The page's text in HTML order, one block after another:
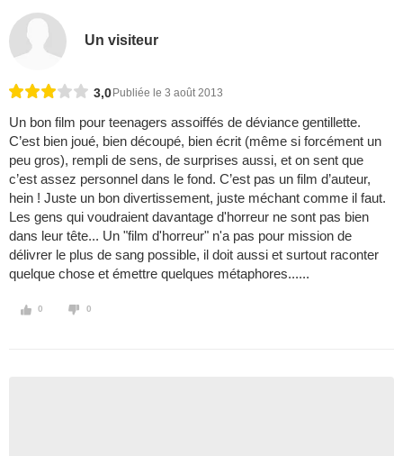
Un visiteur
3,0 Publiée le 3 août 2013
Un bon film pour teenagers assoiffés de déviance gentillette.
C’est bien joué, bien découpé, bien écrit (même si forcément un
peu gros), rempli de sens, de surprises aussi, et on sent que
c’est assez personnel dans le fond. C’est pas un film d’auteur,
hein ! Juste un bon divertissement, juste méchant comme il faut.
Les gens qui voudraient davantage d'horreur ne sont pas bien
dans leur tête... Un "film d'horreur" n'a pas pour mission de
délivrer le plus de sang possible, il doit aussi et surtout raconter
quelque chose et émettre quelques métaphores......
0 0